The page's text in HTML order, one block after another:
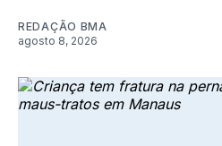
REDAÇÃO BMA
agosto 8, 2026